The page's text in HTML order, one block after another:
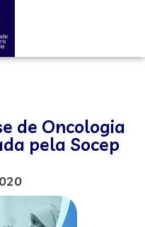
de Oncologia
pela Socep